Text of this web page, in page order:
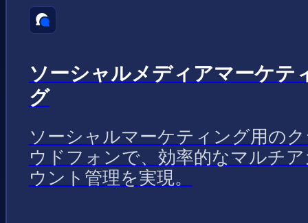
ソーシャルメディアマーケテ
グ
ソーシャルマーケティング用の
ウドフォンで、効率的なマルチ
ウント管理を実現。